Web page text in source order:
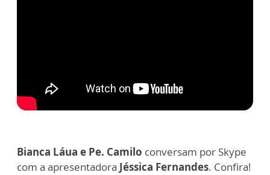
Bianca Láua e Pe. Camilo conversam por Skype
com a apresentadora Jéssica Fernandes. Confira!